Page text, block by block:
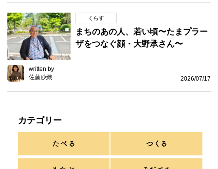
くらす
まちのあの人、若い頃〜たまプラー
ザをつなぐ顔・大野承さん〜
written by
佐藤沙織
2026/07/17
カテゴリー